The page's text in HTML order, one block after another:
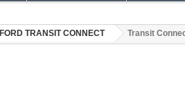
FORD TRANSIT CONNECT Transit